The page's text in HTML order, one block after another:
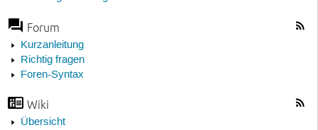
Forum
Kurzanleitung
Richtig fragen
Foren-Syntax
Wiki
Übersicht